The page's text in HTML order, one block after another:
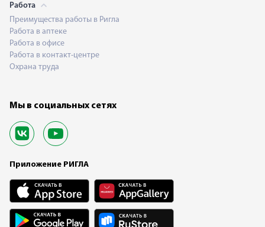
Работа
Преимущества работы в Ригла
Работа в аптеке
Работа в офисе
Работа в контакт-центре
Охрана труда
Мы в социальных сетях
Приложение РИГЛА